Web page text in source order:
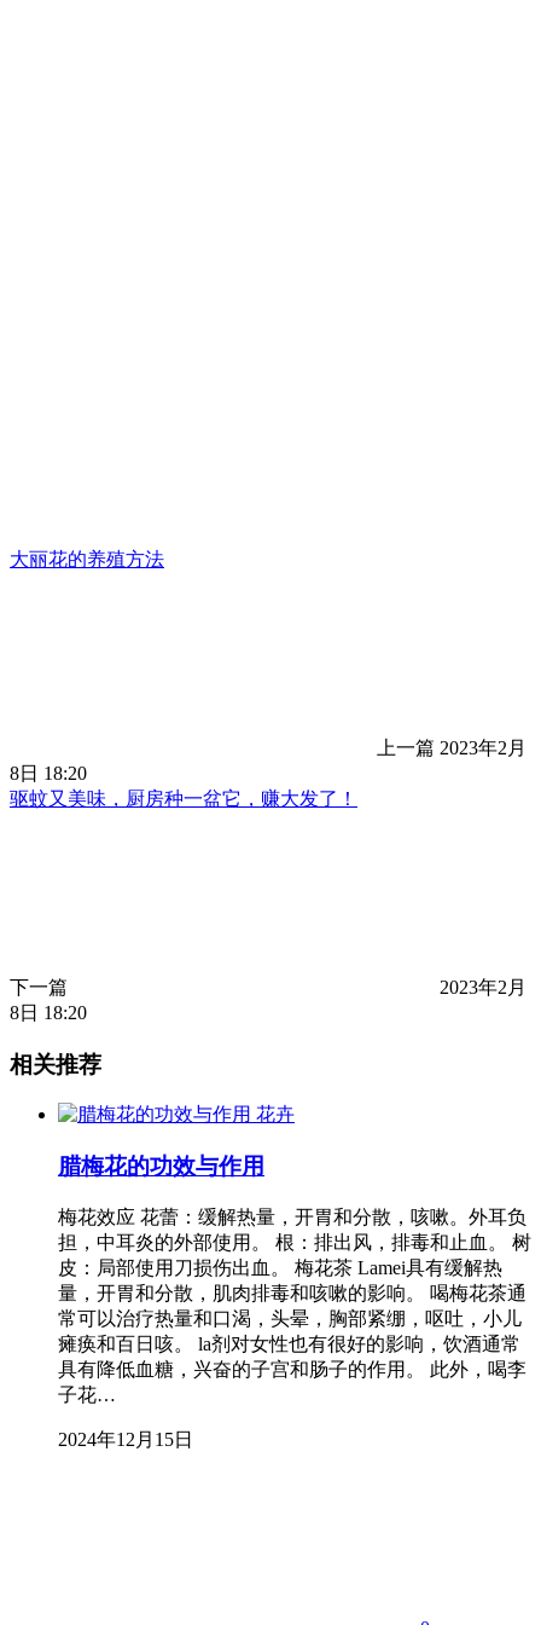
大丽花的养殖方法
上一篇 2023年2月
8日 18:20
驱蚊又美味，厨房种一盆它，赚大发了！
下一篇
2023年2月
8日 18:20
相关推荐
花卉
腊梅花的功效与作用
梅花效应 花蕾：缓解热量，开胃和分散，咳嗽。外耳负
担，中耳炎的外部使用。 根：排出风，排毒和止血。 树
皮：局部使用刀损伤出血。 梅花茶 Lamei具有缓解热
量，开胃和分散，肌肉排毒和咳嗽的影响。 喝梅花茶通
常可以治疗热量和口渴，头晕，胸部紧绷，呕吐，小儿
瘫痪和百日咳。 la剂对女性也有很好的影响，饮酒通常
具有降低血糖，兴奋的子宫和肠子的作用。 此外，喝李
子花…
2024年12月15日